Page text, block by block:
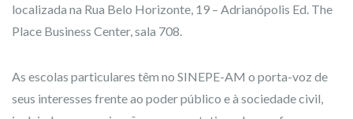
localizada na Rua Belo Horizonte, 19 – Adrianópolis Ed. The
Place Business Center, sala 708.
As escolas particulares têm no SINEPE-AM o porta-voz de
seus interesses frente ao poder público e à sociedade civil,